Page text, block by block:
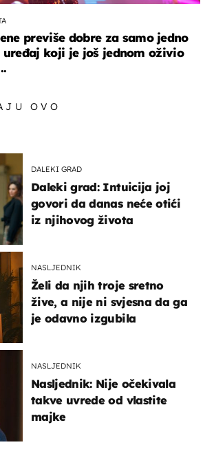
previše dobre za samo jedno
uređaj koji je još jednom oživio
OVO
DALEKI GRAD
Daleki grad: Intuicija joj
govori da danas neće otići
iz njihovog života
NASLJEDNIK
Želi da njih troje sretno
žive, a nije ni svjesna da ga
je odavno izgubila
NASLJEDNIK
Nasljednik: Nije očekivala
takve uvrede od vlastite
majke